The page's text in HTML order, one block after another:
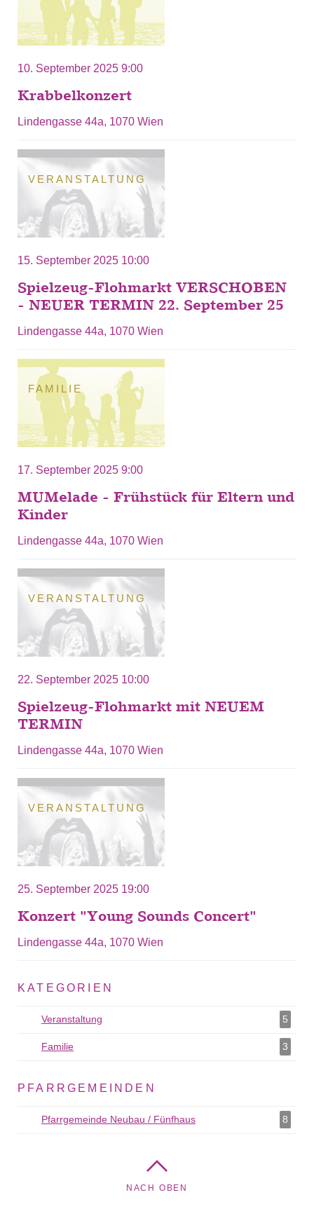
10. September 2025 9:00
Krabbelkonzert
Lindengasse 44a, 1070 Wien
VERANSTALTUNG
15. September 2025 10:00
Spielzeug-Flohmarkt VERSCHOBEN
- NEUER TERMIN 22. September 25
Lindengasse 44a, 1070 Wien
FAMILIE
17. September 2025 9:00
MUMelade - Frühstück für Eltern und
Kinder
Lindengasse 44a, 1070 Wien
VERANSTALTUNG
22. September 2025 10:00
Spielzeug-Flohmarkt mit NEUEM
TERMIN
Lindengasse 44a, 1070 Wien
VERANSTALTUNG
25. September 2025 19:00
Konzert "Young Sounds Concert"
Lindengasse 44a, 1070 Wien
KATEGORIEN
Veranstaltung 5
Familie 3
PFARRGEMEINDEN
Pfarrgemeinde Neubau / Fünfhaus 8
Pfarrgemeinde Neubau /
NACH OBEN